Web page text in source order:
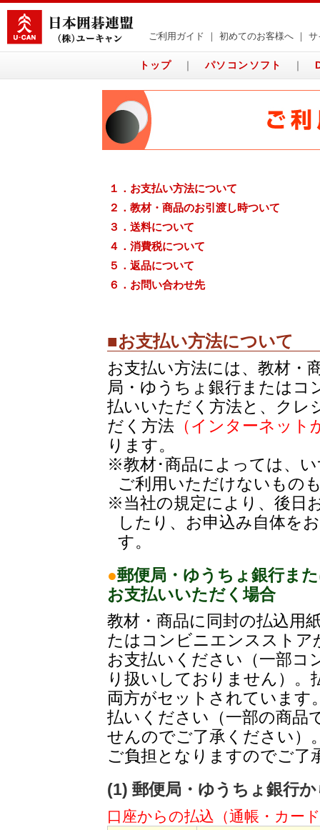
ご利用ガイド 初めてのお客様へ サ
トップ ｜ パソコンソフト ｜
１．お支払い方法について
２．教材・商品のお引渡し時ついて
３．送料について
４．消費税について
５．返品について
６． お問い合わせ先
■お支払い方法について
お支払い方法には、教材・
局・ゆうちょ銀行または
払いいただく方法と、クレ
だく方法 （インターネッ
ります。
※教材･商品によっては、
ご利用いただけないもの
※当社の規定により、後日
したり、お申込み自体を
す。
●郵便局・ゆうちょ銀行ま
お支払いいただく場合
教材・商品に同封の払込用
たはコンビニエンスストア
お支払いください（一部コ
り扱いしておりません）。
両方がセットされています
払いください（一部の商品
せんのでご了承ください）
ご負担となりますのでご了
(1) 郵便局・ゆうちょ銀行
口座からの払込（通帳・カー